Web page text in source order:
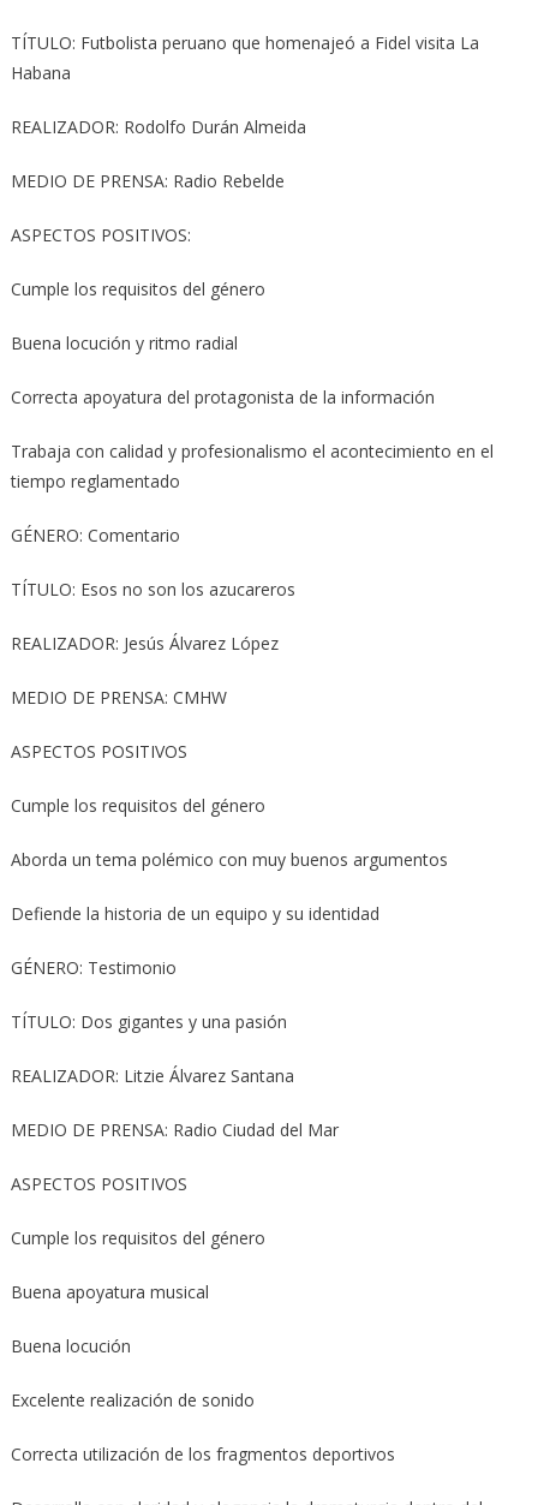
TÍTULO: Futbolista peruano que homenajeó a Fidel visita La
Habana
REALIZADOR: Rodolfo Durán Almeida
MEDIO DE PRENSA: Radio Rebelde
ASPECTOS POSITIVOS:
Cumple los requisitos del género
Buena locución y ritmo radial
Correcta apoyatura del protagonista de la información
Trabaja con calidad y profesionalismo el acontecimiento en el
tiempo reglamentado
GÉNERO: Comentario
TÍTULO: Esos no son los azucareros
REALIZADOR: Jesús Álvarez López
MEDIO DE PRENSA: CMHW
ASPECTOS POSITIVOS
Cumple los requisitos del género
Aborda un tema polémico con muy buenos argumentos
Defiende la historia de un equipo y su identidad
GÉNERO: Testimonio
TÍTULO: Dos gigantes y una pasión
REALIZADOR: Litzie Álvarez Santana
MEDIO DE PRENSA: Radio Ciudad del Mar
ASPECTOS POSITIVOS
Cumple los requisitos del género
Buena apoyatura musical
Buena locución
Excelente realización de sonido
Correcta utilización de los fragmentos deportivos